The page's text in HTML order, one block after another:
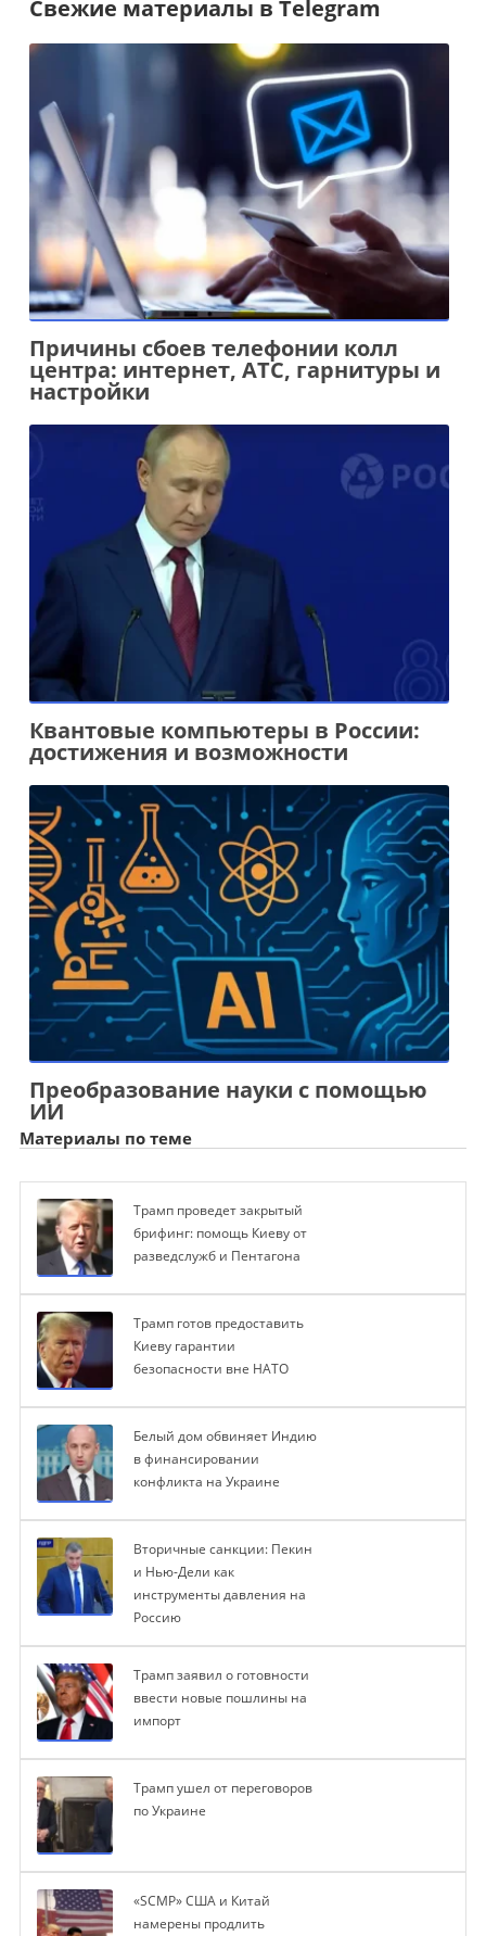
Свежие материалы в Telegram
Причины сбоев телефонии колл
центра: интернет, АТС, гарнитуры и
настройки
Квантовые компьютеры в России:
достижения и возможности
Преобразование науки с помощью
ИИ
Материалы по теме
Трамп проведет закрытый
брифинг: помощь Киеву от
разведслужб и Пентагона
Трамп готов предоставить
Киеву гарантии
безопасности вне НАТО
Белый дом обвиняет Индию
в финансировании
конфликта на Украине
Вторичные санкции: Пекин
и Нью-Дели как
инструменты давления на
Россию
Трамп заявил о готовности
ввести новые пошлины на
импорт
Трамп ушел от переговоров
по Украине
«SCMP» США и Китай
намерены продлить